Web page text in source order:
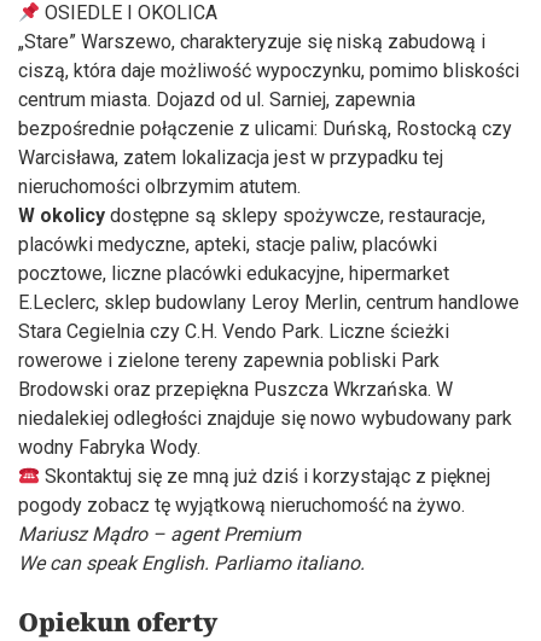
OSIEDLE I OKOLICA
„Stare” Warszewo, charakteryzuje się niską zabudową i
ciszą, która daje możliwość wypoczynku, pomimo bliskości
centrum miasta. Dojazd od ul. Sarniej, zapewnia
bezpośrednie połączenie z ulicami: Duńską, Rostocką czy
Warcisława, zatem lokalizacja jest w przypadku tej
nieruchomości olbrzymim atutem.
W okolicy dostępne są sklepy spożywcze, restauracje,
placówki medyczne, apteki, stacje paliw, placówki
pocztowe, liczne placówki edukacyjne, hipermarket
E.Leclerc, sklep budowlany Leroy Merlin, centrum handlowe
Stara Cegielnia czy C.H. Vendo Park. Liczne ścieżki
rowerowe i zielone tereny zapewnia pobliski Park
Brodowski oraz przepiękna Puszcza Wkrzańska. W
niedalekiej odległości znajduje się nowo wybudowany park
wodny Fabryka Wody.
Skontaktuj się ze mną już dziś i korzystając z pięknej
pogody zobacz tę wyjątkową nieruchomość na żywo.
Mariusz Mądro – agent Premium
We can speak English. Parliamo italiano.
Opiekun oferty